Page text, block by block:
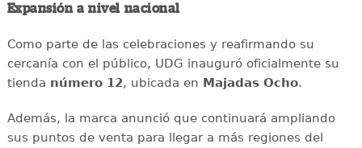
Expansión a nivel nacional
Como parte de las celebraciones y reafirmando su
cercanía con el público, UDG inauguró oficialmente su
tienda número 12, ubicada en Majadas Ocho.
Además, la marca anunció que continuará ampliando
sus puntos de venta para llegar a más regiones del